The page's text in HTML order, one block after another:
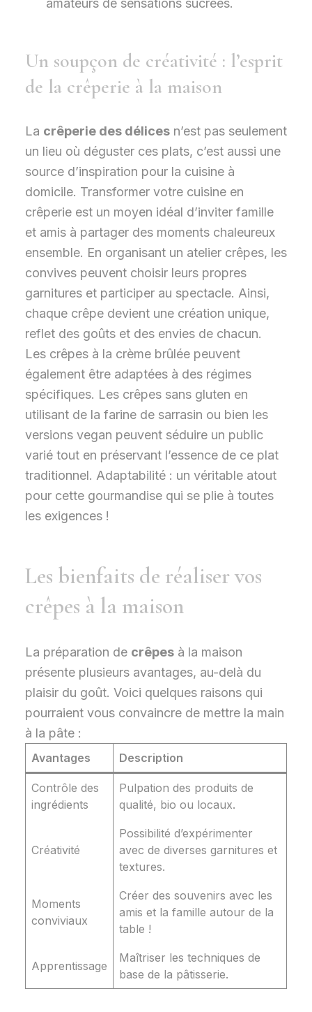
amateurs de sensations sucrées.
Un soupçon de créativité : l’esprit
de la crêperie à la maison
La crêperie des délicesn’est pas seulement
un lieu où déguster ces plats, c’est aussi une
source d’inspiration pour la cuisine à
domicile. Transformer votre cuisine en
crêperie est un moyen idéal d’inviter famille
et amis à partager des moments chaleureux
ensemble. En organisant un atelier crêpes, les
convives peuvent choisir leurs propres
garnitures et participer au spectacle. Ainsi,
chaque crêpe devient une création unique,
reflet des goûts et des envies de chacun.
Les crêpes à la crème brûlée peuvent
également être adaptées à des régimes
spécifiques. Les crêpes sans gluten en
utilisant de la farine de sarrasin ou bien les
versions vegan peuvent séduire un public
varié tout en préservant l’essence de ce plat
traditionnel. Adaptabilité : un véritable atout
pour cette gourmandise qui se plie à toutes
les exigences !
Les bienfaits de réaliser vos
crêpes à la maison
La préparation de crêpesà la maison
présente plusieurs avantages, au-delà du
plaisir du goût. Voici quelques raisons qui
pourraient vous convaincre de mettre la main
à la pâte :
Avantages Description
Contrôle des
ingrédients
Pulpation des produits de
qualité, bio ou locaux.
Créativité
Possibilité d’expérimenter
avec de diverses garnitures et
textures.
Moments
conviviaux
Créer des souvenirs avec les
amis et la famille autour de la
table !
Apprentissage
Maîtriser les techniques de
base de la pâtisserie.